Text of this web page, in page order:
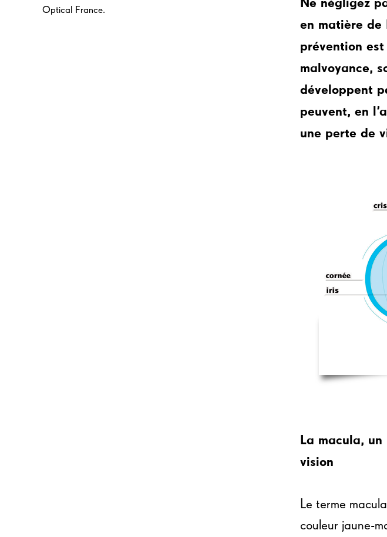
Optical France.
en matière
prévention
malvoyance,
développent
peuvent, en
une perte de
La macula,
vision
Le terme
couleur jaune-